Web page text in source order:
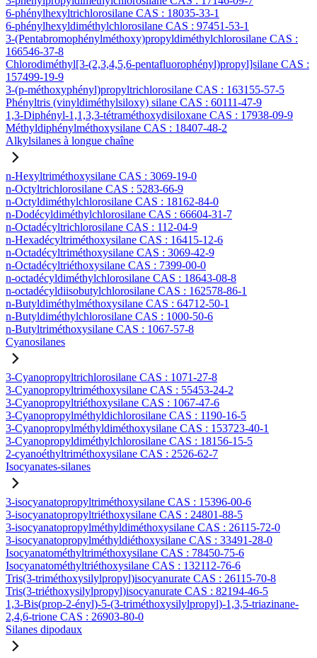
6-phénylhexyltrichlorosilane CAS : 18035-33-1
6-phénylhexyldiméthylchlorosilane CAS : 97451-53-1
3-(Pentabromophénylméthoxy)propyldiméthylchlorosilane CAS :
166546-37-8
Chlorodiméthyl[3-(2,3,4,5,6-pentafluorophényl)propyl]silane CAS :
157499-19-9
3-(p-méthoxyphényl)propyltrichlorosilane CAS : 163155-57-5
Phényltris (vinyldiméthylsiloxy) silane CAS : 60111-47-9
1,3-Diphényl-1,1,3,3-tétraméthoxydisiloxane CAS : 17938-09-9
Méthyldiphénylméthoxysilane CAS : 18407-48-2
Alkylsilanes à longue chaîne
n-Hexyltriméthoxysilane CAS : 3069-19-0
n-Octyltrichlorosilane CAS : 5283-66-9
n-Octyldiméthylchlorosilane CAS : 18162-84-0
n-Dodécyldiméthylchlorosilane CAS : 66604-31-7
n-Octadécyltrichlorosilane CAS : 112-04-9
n-Hexadécyltriméthoxysilane CAS : 16415-12-6
n-Octadécyltriméthoxysilane CAS : 3069-42-9
n-Octadécyltriéthoxysilane CAS : 7399-00-0
n-octadécyldiméthylchlorosilane CAS : 18643-08-8
n-octadécyldiisobutylchlorosilane CAS : 162578-86-1
n-Butyldiméthylméthoxysilane CAS : 64712-50-1
n-Butyldiméthylchlorosilane CAS : 1000-50-6
n-Butyltriméthoxysilane CAS : 1067-57-8
Cyanosilanes
3-Cyanopropyltrichlorosilane CAS : 1071-27-8
3-Cyanopropyltriméthoxysilane CAS : 55453-24-2
3-Cyanopropyltriéthoxysilane CAS : 1067-47-6
3-Cyanopropylméthyldichlorosilane CAS : 1190-16-5
3-Cyanopropylméthyldiméthoxysilane CAS : 153723-40-1
3-Cyanopropyldiméthylchlorosilane CAS : 18156-15-5
2-cyanoéthyltriméthoxysilane CAS : 2526-62-7
Isocyanates-silanes
3-isocyanatopropyltriméthoxysilane CAS : 15396-00-6
3-isocyanatopropyltriéthoxysilane CAS : 24801-88-5
3-isocyanatopropylméthyldiméthoxysilane CAS : 26115-72-0
3-isocyanatopropylméthyldiéthoxysilane CAS : 33491-28-0
Isocyanatométhyltriméthoxysilane CAS : 78450-75-6
Isocyanatométhyltriéthoxysilane CAS : 132112-76-6
Tris(3-triméthoxysilylpropyl)isocyanurate CAS : 26115-70-8
Tris(3-triéthoxysilylpropyl)isocyanurate CAS : 82194-46-5
1,3-Bis(prop-2-ényl)-5-(3-triméthoxysilylpropyl)-1,3,5-triazinane-
2,4,6-trione CAS : 26903-80-0
Silanes dipodaux